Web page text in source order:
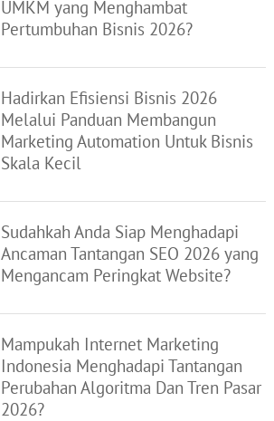
UMKM yang Menghambat
Pertumbuhan Bisnis 2026?
Hadirkan Efisiensi Bisnis 2026
Melalui Panduan Membangun
Marketing Automation Untuk Bisnis
Skala Kecil
Sudahkah Anda Siap Menghadapi
Ancaman Tantangan SEO 2026 yang
Mengancam Peringkat Website?
Mampukah Internet Marketing
Indonesia Menghadapi Tantangan
Perubahan Algoritma Dan Tren Pasar
2026?